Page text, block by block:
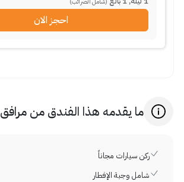
احجز الان
ما يقدمه هذا الفندق من مرافق
ركن سيارات مجاناً
شامل وجبة الإفطار